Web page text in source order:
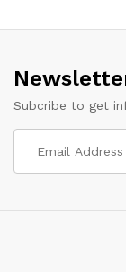
Subcribe to get